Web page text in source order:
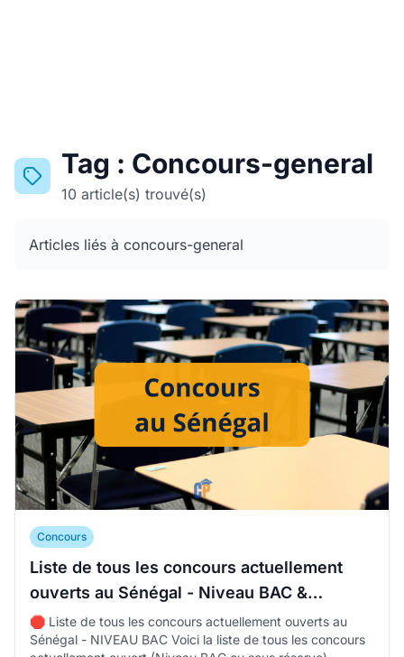
Tag : Concours-general
10 article(s) trouvé(s)
Articles liés à concours-general
Concours
Liste de tous les concours actuellement
ouverts au Sénégal - Niveau BAC &
LICENCE
🛑 Liste de tous les concours actuellement ouverts au
Sénégal - NIVEAU BAC Voici la liste de tous les concours